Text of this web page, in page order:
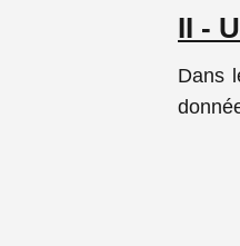
II -
Dans